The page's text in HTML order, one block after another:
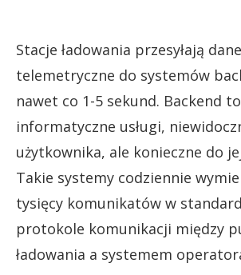
Stacje ładowania przesyłają dane
telemetryczne do systemów
nawet co 1-5 sekund. Backend
informatyczne usługi,
użytkownika, ale konieczne do
Takie systemy codziennie
tysięcy komunikatów w
protokole komunikacji między
ładowania a systemem